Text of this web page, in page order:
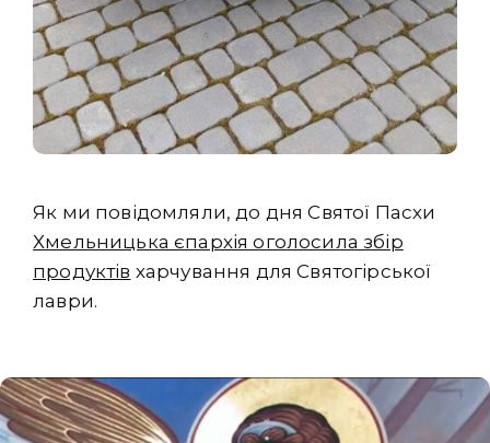
Як ми повідомляли, до дня Святої Пасхи
Хмельницька єпархія оголосила збір
продуктів харчування для Святогірської
лаври.